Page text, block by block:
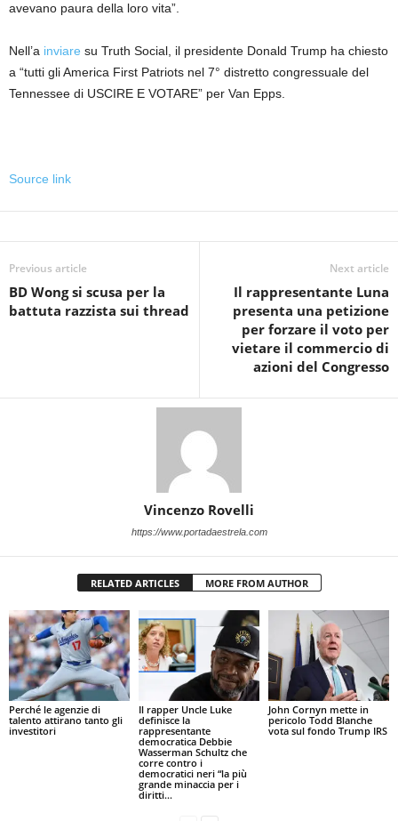
avevano paura della loro vita”.
Nell’a inviare su Truth Social, il presidente Donald Trump ha chiesto
a “tutti gli America First Patriots nel 7° distretto congressuale del
Tennessee di USCIRE E VOTARE” per Van Epps.
Source link
Previous article
BD Wong si scusa per la
battuta razzista sui thread
Next article
Il rappresentante Luna
presenta una petizione
per forzare il voto per
vietare il commercio di
azioni del Congresso
Vincenzo Rovelli
https://www.portadaestrela.com
RELATED ARTICLES MORE FROM AUTHOR
Perché le agenzie di
talento attirano tanto gli
investitori
Il rapper Uncle Luke
definisce la
rappresentante
democratica Debbie
Wasserman Schultz che
corre contro i
democratici neri “la più
grande minaccia per i
diritti...
John Cornyn mette in
pericolo Todd Blanche
vota sul fondo Trump IRS